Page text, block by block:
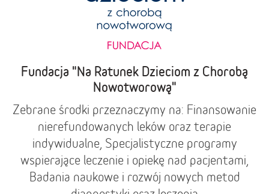
Fundacja "Na Ratunek Dzieciom z Chorobą
Nowotworową"
Zebrane środki przeznaczymy na: Finansowanie
nierefundowanych leków oraz terapie
indywidualne, Specjalistyczne programy
wspierające leczenie i opiekę nad pacjentami,
Badania naukowe i rozwój nowych metod